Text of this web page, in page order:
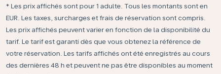
* Les prix affichés sont pour 1 adulte. Tous les montants sont en
EUR. Les taxes, surcharges et frais de réservation sont compris.
Les prix affichés peuvent varier en fonction de la disponibilité du
tarif. Le tarif est garanti dès que vous obtenez la référence de
votre réservation. Les tarifs affichés ont été enregistrés au cours
des dernières 48 h et peuvent ne pas être disponibles au moment